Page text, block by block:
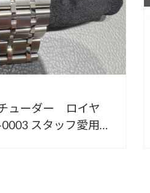
ューダー ロイヤ
スタッフ愛用時